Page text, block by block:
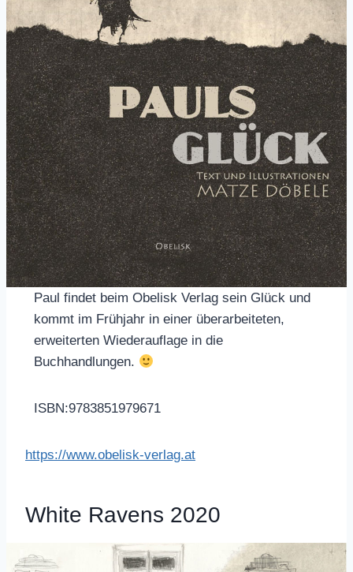
Paul findet beim Obelisk Verlag sein Glück und
kommt im Frühjahr in einer überarbeiteten,
erweiterten Wiederauflage in die
Buchhandlungen.
ISBN:9783851979671
https://www.obelisk-verlag.at
White Ravens 2020